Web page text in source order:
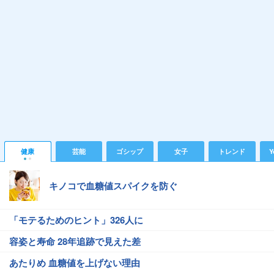
健康 芸能 ゴシップ 女子 トレンド
キノコで血糖値スパイクを防ぐ
「モテるためのヒント」326人に
容姿と寿命 28年追跡で見えた差
あたりめ 血糖値を上げない理由